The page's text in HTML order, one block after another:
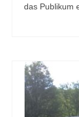
das Publikum